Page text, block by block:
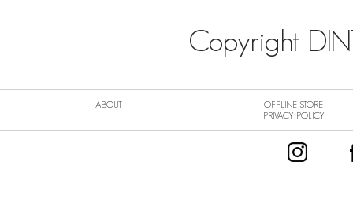
ABOUT
OFFLINE STORE
PRIVACY POLICY
Copyright